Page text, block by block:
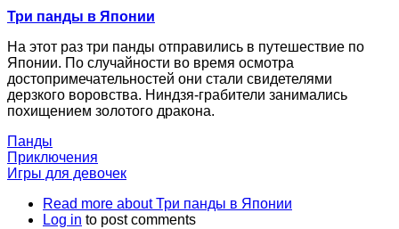
Три панды в Японии
На этот раз три панды отправились в путешествие по
Японии. По случайности во время осмотра
достопримечательностей они стали свидетелями
дерзкого воровства. Ниндзя-грабители занимались
похищением золотого дракона.
Панды
Приключения
Игры для девочек
Read more about Три панды в Японии
Log in to post comments